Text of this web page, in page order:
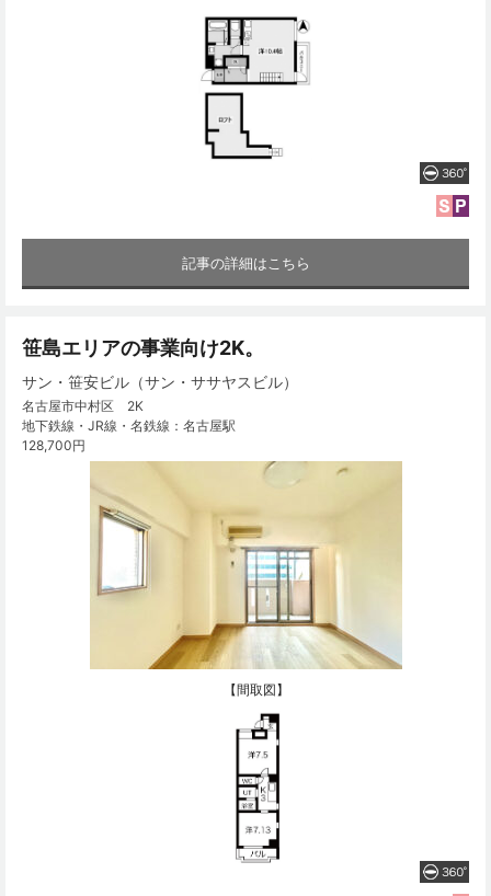
記事の詳細はこちら
笹島エリアの事業向け2K。
サン・笹安ビル（サン・ササヤスビル）
名古屋市中村区 2K
地下鉄線・JR線・名鉄線：名古屋駅
128,700円
【間取図】